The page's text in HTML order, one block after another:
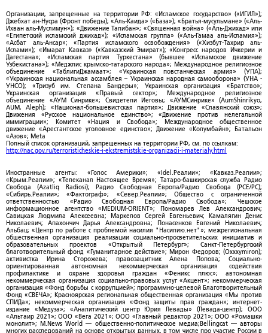
Организации, запрещенные на территории РФ: «Исламское государство» («ИГИЛ»);
Джебхат ан-Нусра (Фронт победы); «Аль-Каида» («База»); «Братья-мусульмане» («Аль-
Ихван аль-Муслимун»); «Движение Талибан»; «Священная война» («Аль-Джихад» или
«Египетский исламский джихад»); «Исламская группа» («Аль-Гамаа аль-Исламия»);
«Асбат аль-Ансар»; «Партия исламского освобождения» («Хизбут-Тахрир аль-
Ислами»); «Имарат Кавказ» («Кавказский Эмират»); «Конгресс народов Ичкерии и
Дагестана»; «Исламская партия Туркестана» (бывшее «Исламское движение
Узбекистана»); «Меджлис крымско-татарского народа»; Международное религиозное
объединение «ТаблигиДжамаат»; «Украинская повстанческая армия» (УПА);
«Украинская национальная ассамблея – Украинская народная самооборона» (УНА -
УНСО); «Тризуб им. Степана Бандеры»; Украинская организация «Братство»;
Украинская организация «Правый сектор»; Международное религиозное
объединение «АУМ Синрике»; Свидетели Иеговы; «АУМСинрике» (AumShinrikyo,
AUM, Aleph); «Национал-большевистская партия»; Движение «Славянский союз»;
Движения «Русское национальное единство»; «Движение против нелегальной
иммиграции»; Комитет «Нация и Свобода»; Международное общественное
движение «Арестантское уголовное единство»; Движение «Колумбайн»; Батальон
«Азов»; Meta
Полный список организаций, запрещенных на территории РФ, см. по ссылкам:
http://nac.gov.ru/terroristicheskie-i-ekstremistskie-organizacii-i-materialy.html
Иностранные агенты: «Голос Америки»; «Idel.Реалии»; «Кавказ.Реалии»;
«Крым.Реалии»; «Телеканал Настоящее Время»; Татаро-башкирская служба Радио
Свобода (Azatliq Radiosi); Радио Свободная Европа/Радио Свобода (PCE/PC);
«Сибирь.Реалии»; «Фактограф»; «Север.Реалии»; Общество с ограниченной
ответственностью «Радио Свободная Европа/Радио Свобода»; Чешское
информационное агентство «MEDIUM-ORIENT»; Пономарев Лев Александрович;
Савицкая Людмила Алексеевна; Маркелов Сергей Евгеньевич; Камалягин Денис
Николаевич; Апахончич Дарья Александровна; Понасенков Евгений Николаевич;
Альбац; «Центр по работе с проблемой насилия "Насилию.нет"»; межрегиональная
общественная организация реализации социально-просветительских инициатив и
образовательных проектов «Открытый Петербург»; Санкт-Петербургский
благотворительный фонд «Гуманитарное действие»; Мирон Федоров; (Oxxxymiron);
активистка Ирина Сторожева; правозащитник Алена Попова; Социально-
ориентированная автономная некоммерческая организация содействия
профилактике и охране здоровья граждан «Феникс плюс»; автономная
некоммерческая организация социально-правовых услуг «Акцент»; некоммерческая
организация «Фонд борьбы с коррупцией»; программно-целевой Благотворительный
Фонд «СВЕЧА»; Красноярская региональная общественная организация «Мы против
СПИДа»; некоммерческая организация «Фонд защиты прав граждан»; интернет-
издание «Медуза»; «Аналитический центр Юрия Левады» (Левада-центр); ООО
«Альтаир 2021»; ООО «Вега 2021»; ООО «Главный редактор 2021»; ООО «Ромашки
монолит»; M.News World — общественно-политическое медиа;Bellingcat — авторы
многих расследований на основе открытых данных, в том числе про участие России в